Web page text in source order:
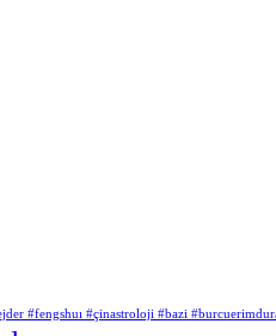
#fengshuı #çinastroloji #bazi